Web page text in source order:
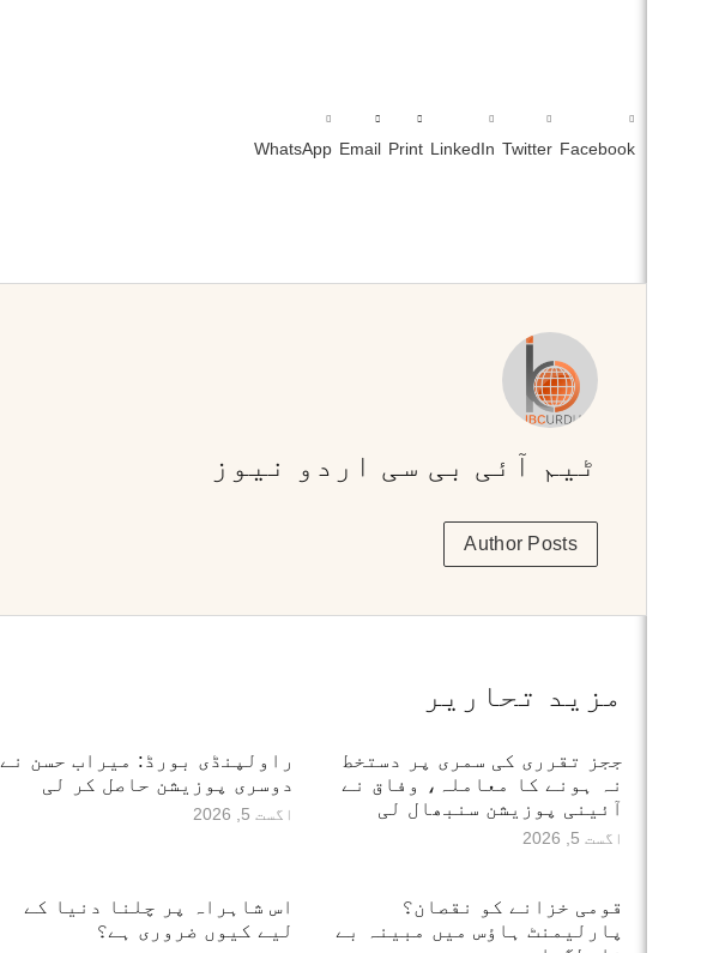
Facebook
Twitter
LinkedIn
Print
Email
WhatsApp
ٹیم آئی بی سی اردو نیوز
Author Posts
مزید تحاریر
ججز تقرری کی سمری پر دستخط
نہ ہونے کا معاملہ، وفاق نے
آئینی پوزیشن سنبھال لی
اگست 5, 2026
راولپنڈی بورڈ: میراب حسن نے
دوسری پوزیشن حاصل کر لی
اگست 5, 2026
قومی خزانے کو نقصان؟
پارلیمنٹ ہاؤس میں مبینہ بے
اس شاہراہ پر چلنا دنیا کے
لیے کیوں ضروری ہے؟